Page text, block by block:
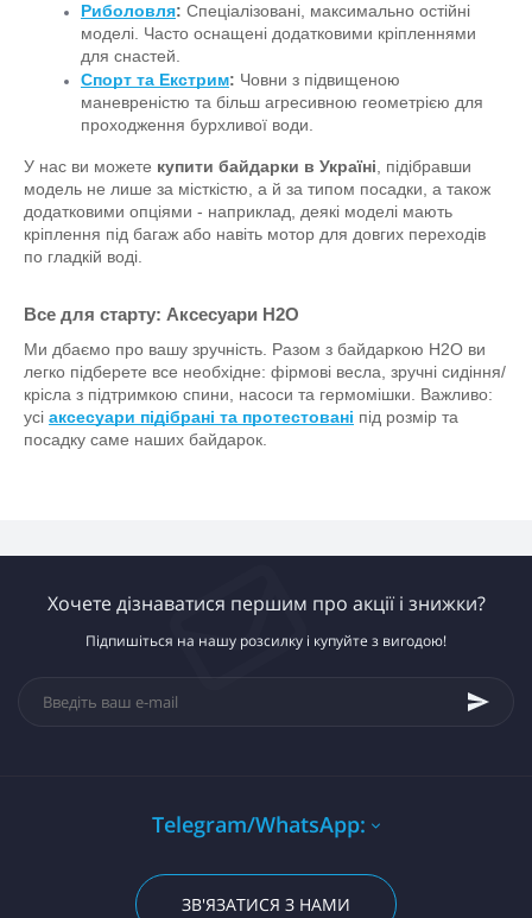
Риболовля: Спеціалізовані, максимально остійні
моделі. Часто оснащені додатковими кріпленнями
для снастей.
Спорт та Екстрим: Човни з підвищеною
маневреністю та більш агресивною геометрією для
проходження бурхливої води.
У нас ви можете купити байдарки в Україні , підібравши
модель не лише за місткістю, а й за типом посадки, а також
додатковими опціями - наприклад, деякі моделі мають
кріплення під багаж або навіть мотор для довгих переходів
по гладкій воді.
Все для старту: Аксесуари H2O
Ми дбаємо про вашу зручність. Разом з байдаркою H2O ви
легко підберете все необхідне: фірмові весла, зручні сидіння/
крісла з підтримкою спини, насоси та гермомішки. Важливо:
усі аксесуари підібрані та протестовані під розмір та
посадку саме наших байдарок.
Хочете дізнаватися першим про акції і знижки?
Підпишіться на нашу розсилку і купуйте з вигодою!
Telegram/WhatsApp:
ЗВ'ЯЗАТИСЯ З НАМИ